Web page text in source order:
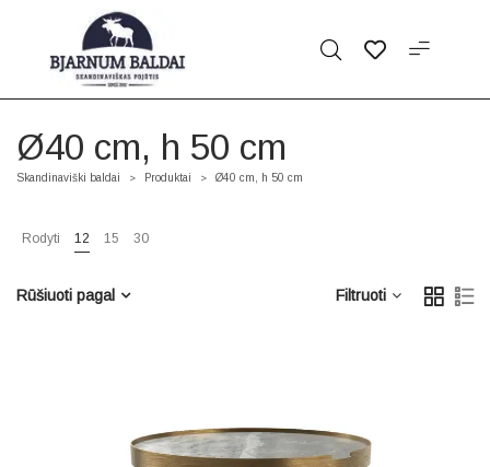
Ø40 cm, h 50 cm
Skandinaviški baldai > Produktai > Ø40 cm, h 50 cm
Rodyti 12 15 30
Filtruoti
Rūšiuoti pagal